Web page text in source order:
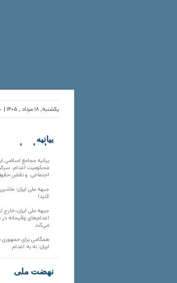
یکشنبه, ۱۸ مرداد , ۱۴۰۵ |
بیانیه
سازمان‌های
بیانیه مجامع اسلامی
محکومیت اعدام،
اجتماعی، و نقض
جبهه ملی ایران:
کنید!
جبهه ملی ایران-خارج
اعدام‌های وقیحانه
می‌کند
همگامی برای جمهوری
ایران: نه به اعدام
نهضت ملی